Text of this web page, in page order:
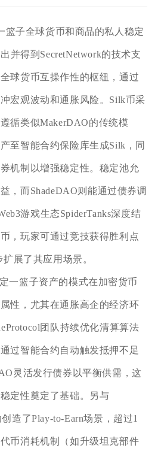
篮子全球货币和商品的私人稳定
并得到SecretNetwork的技术支
球货币互操作性的枢纽，通过
宏观波动和通胀风险。Silk币采
循类似MakerDAO的传统模
至智能合约保险库生成Silk，同
机制以增强稳定性。稳定池允
，而ShadeDAO则能通过债券调
游戏生态SpiderTanks深度结
，玩家可通过竞技获得胜利点
展了其应用场景。
一篮子资产的模式在加密货币
性，尤其在通胀高企的经济环
团队持续优化清算算法
过智能合约自动触发抵押不足
灵活发行债券以平衡供需，这
定性奠定了基础。另与
造了Play-to-Earn场景，超过1
币消耗机制（如升级坦克部件